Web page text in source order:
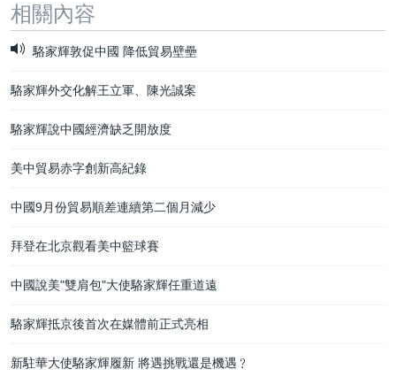
相關內容
駱家輝敦促中國 降低貿易壁壘
駱家輝外交化解王立軍、陳光誠案
駱家輝說中國經濟缺乏開放度
美中貿易赤字創新高紀錄
中國9月份貿易順差連續第二個月減少
拜登在北京觀看美中籃球賽
中國說美"雙肩包"大使駱家輝任重道遠
駱家輝抵京後首次在媒體前正式亮相
新駐華大使駱家輝履新 將遇挑戰還是機遇﹖